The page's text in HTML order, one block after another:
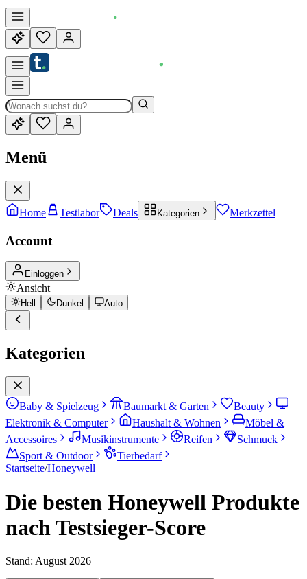
Menü
Home Testlabor Deals Kategorien Merkzettel
Account
Einloggen
Ansicht
Hell Dunkel Auto
Kategorien
Baby & Spielzeug Baumarkt & Garten
Beauty
Elektronik & Computer
Haushalt & Wohnen
Möbel &
Accessoires
Musikinstrumente Reifen
Schmuck
Sport & Outdoor
Tierbedarf
Startseite/Honeywell
Die besten Honeywell Produkte
nach Testsieger-Score
Stand: August 2026